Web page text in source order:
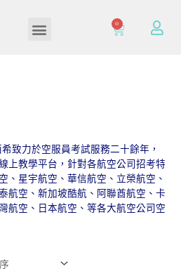
0
致力於空服員考試服務二十餘年，
上教學平台，針對各航空公司招考特
、星宇航空、華信航空、立榮航空、
航空、新加坡酷航、阿聯酋航空、卡
航空、日本航空、等各大航空公司空